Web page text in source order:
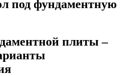
под фундаментную
плиты –